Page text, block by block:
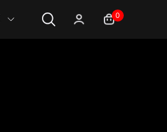
0